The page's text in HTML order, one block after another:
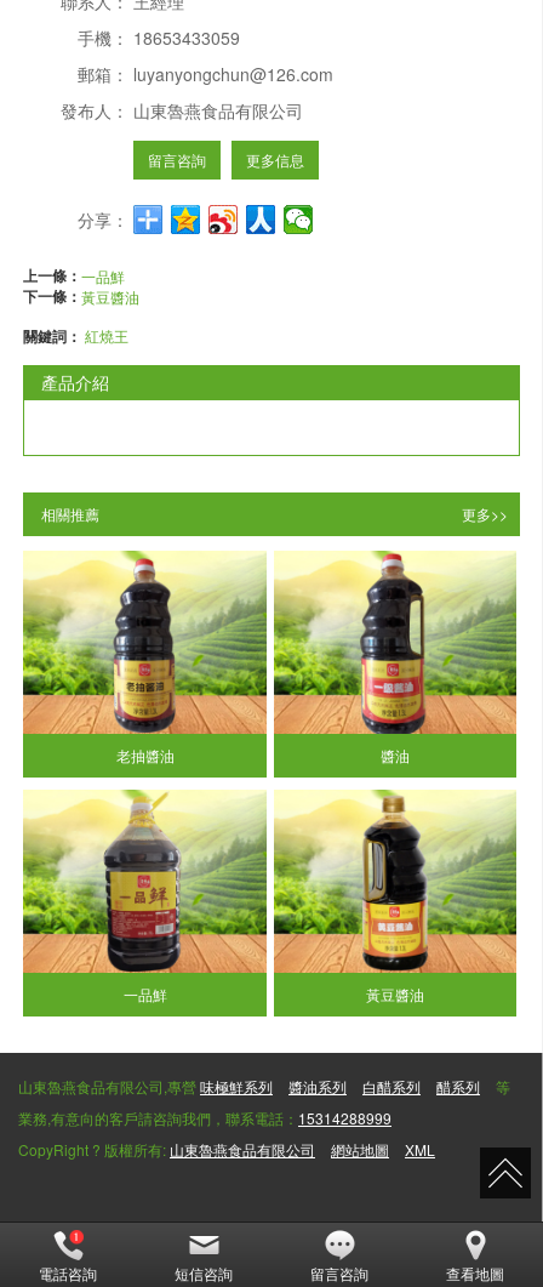
手機： 18653433059
郵箱： luyanyongchun@126.com
發布人： 山東魯燕食品有限公司
留言咨詢 更多信息
分享：
上一條：一品鮮
下一條：黃豆醬油
關鍵詞：紅燒王
產品介紹
相關推薦 更多>>
老抽醬油 醬油
一品鮮 黃豆醬油
山東魯燕食品有限公司,專營味極鮮系列 醬油系列 白醋系列 醋系列
等
業務,有意向的客戶請咨詢我們，聯系電話： 15314288999
CopyRight ? 版權所有: 山東魯燕食品有限公司 網站地圖 XML
電話咨詢 短信咨詢 留言咨詢 查看地圖
天堂社区